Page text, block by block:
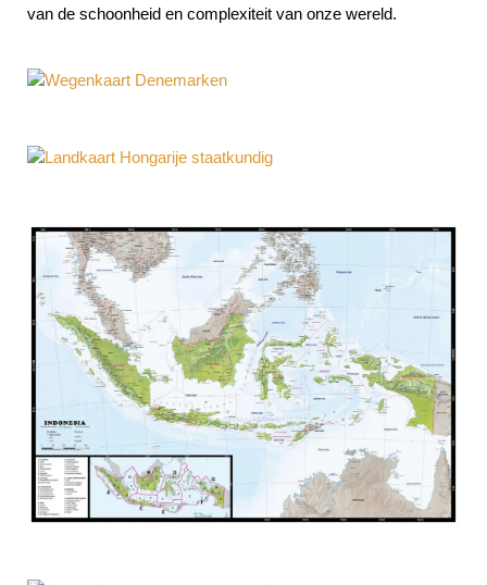
van de schoonheid en complexiteit van onze wereld.